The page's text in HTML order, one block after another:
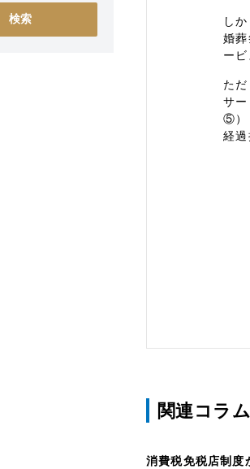
し
婚
ー
た
サ
⑤）
経
関連コラム
消費税免税店制度